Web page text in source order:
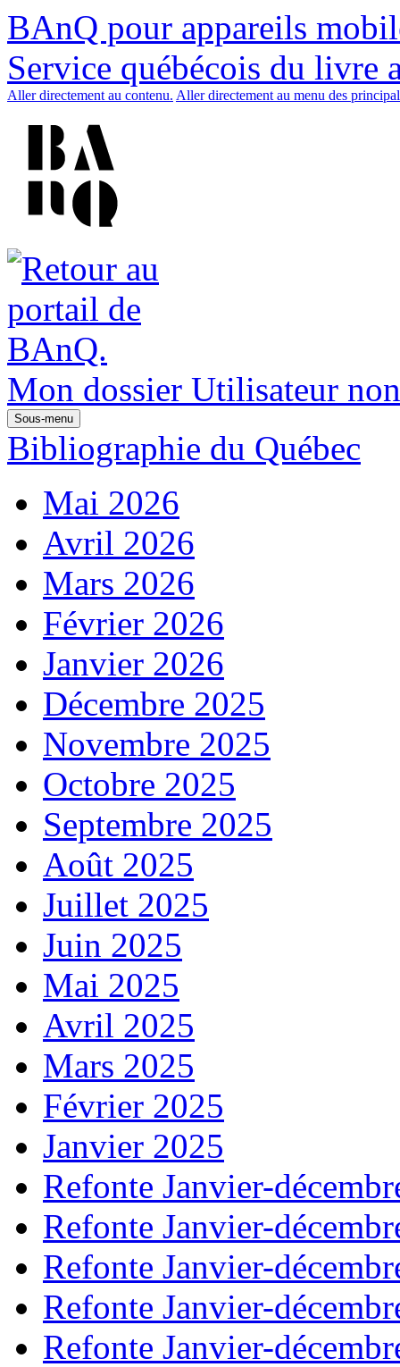
BAnQ pour appareils
Service québécois du livre
Aller directement au contenu. Aller directement au menu des
Mon dossier Utilisateur
Sous-menu
Bibliographie du Québec
Mai 2026
Avril 2026
Mars 2026
Février 2026
Janvier 2026
Décembre 2025
Novembre 2025
Octobre 2025
Septembre 2025
Août 2025
Juillet 2025
Juin 2025
Mai 2025
Avril 2025
Mars 2025
Février 2025
Janvier 2025
Refonte Janvier-
Refonte Janvier-
Refonte Janvier-
Refonte Janvier-
Refonte Janvier-